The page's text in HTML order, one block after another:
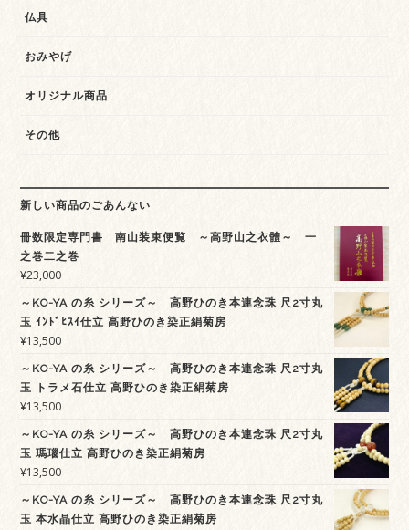
仏具
おみやげ
オリジナル商品
その他
新しい商品のごあんない
冊数限定専門書 南山装束便覧 ～高野山之衣體～ 一
之巻二之巻
¥23,000
～KO-YA の糸 シリーズ～ 高野ひのき本連念珠 尺2寸丸
玉 ｲﾝﾄﾞﾋｽｲ仕立 高野ひのき染正絹菊房
¥13,500
～KO-YA の糸 シリーズ～ 高野ひのき本連念珠 尺2寸丸
玉 トラメ石仕立 高野ひのき染正絹菊房
¥13,500
～KO-YA の糸 シリーズ～ 高野ひのき本連念珠 尺2寸丸
玉 瑪瑙仕立 高野ひのき染正絹菊房
¥13,500
～KO-YA の糸 シリーズ～ 高野ひのき本連念珠 尺2寸丸
玉 本水晶仕立 高野ひのき染正絹菊房